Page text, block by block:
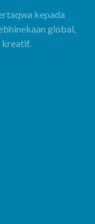
kepada
global,
kreatif.